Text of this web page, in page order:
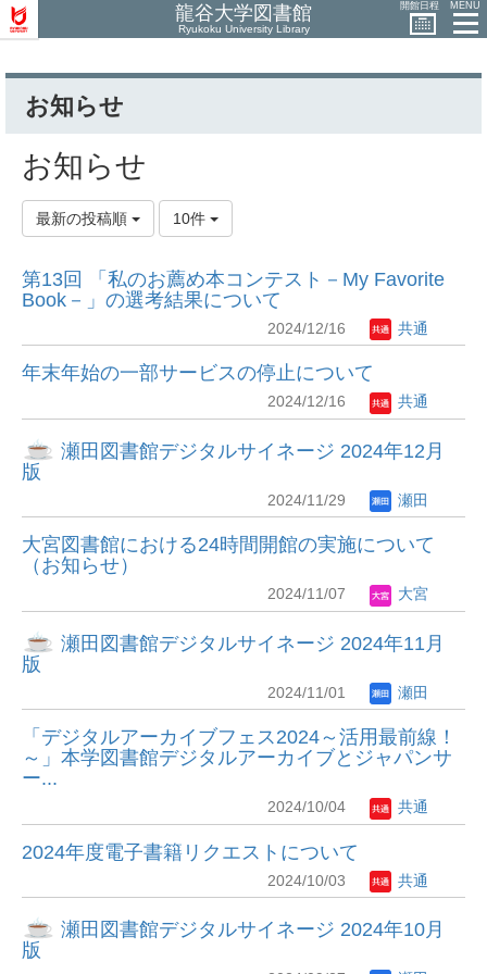
龍谷大学図書館
Ryukoku University Library
開館日程 MENU
お知らせ
お知らせ
最新の投稿順 10件
第13回 「私のお薦め本コンテスト－My Favorite
Book－」の選考結果について
2024/12/16 共通
年末年始の一部サービスの停止について
2024/12/16 共通
瀬田図書館デジタルサイネージ 2024年12月
版
2024/11/29 瀬田
大宮図書館における24時間開館の実施について
（お知らせ）
2024/11/07 大宮
瀬田図書館デジタルサイネージ 2024年11月
版
2024/11/01 瀬田
「デジタルアーカイブフェス2024～活用最前線！
～」本学図書館デジタルアーカイブとジャパンサ
ー...
2024/10/04 共通
2024年度電子書籍リクエストについて
2024/10/03 共通
瀬田図書館デジタルサイネージ 2024年10月
版